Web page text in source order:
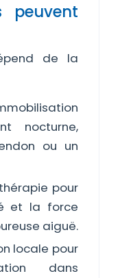
peuvent
de la
nocturne,
ou un
pour
et la force
aiguë.
locale pour
dans